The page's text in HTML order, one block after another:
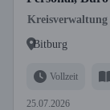
Bitburg
Vollzeit
25.07.2026